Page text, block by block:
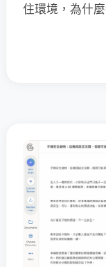
住環境，為什